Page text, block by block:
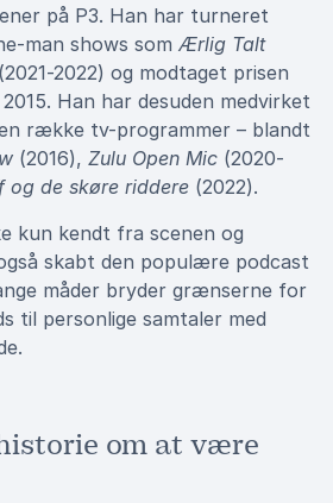
på P3. Han har turneret
man shows som Ærlig Talt
2022) og modtaget prisen
Han har desuden medvirket
række tv-programmer – blandt
(2016), Zulu Open Mic (2020-
og de skøre riddere (2022).
kun kendt fra scenen og
skabt den populære podcast
måder bryder grænserne for
til personlige samtaler med
om at være